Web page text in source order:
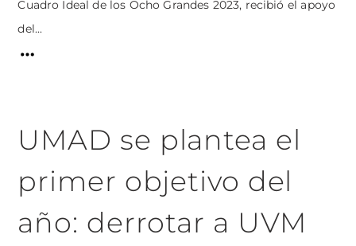
Cuadro Ideal de los Ocho Grandes 2023, recibió el apoyo
del...
UMAD se plantea el
primer objetivo del
año: derrotar a UVM